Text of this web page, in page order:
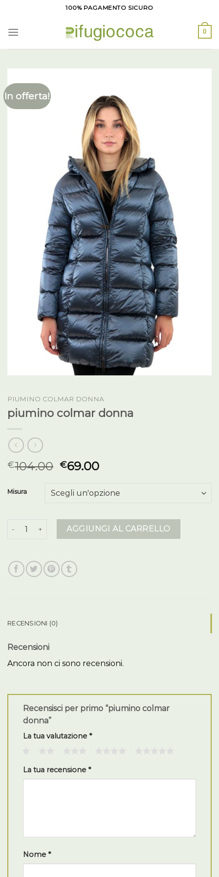
contenuti
100% PAGAMENTO SICURO
0
In offerta!
PIUMINO COLMAR DONNA
piumino colmar donna
€104.00 €69.00
Misura
piumino colmar donna quantità
AGGIUNGI AL CARRELLO
RECENSIONI (0)
Recensioni
Ancora non ci sono recensioni.
Recensisci per primo “piumino colmar
donna”
La tua valutazione *
La tua recensione *
Nome *